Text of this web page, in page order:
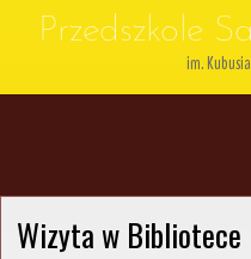
Przedszkole
im.
Wizyta w Bibliotece